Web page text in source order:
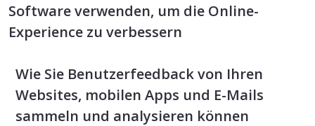
Software verwenden, um die Online-
Experience zu verbessern
Wie Sie Benutzerfeedback von Ihren
Websites, mobilen Apps und E-Mails
sammeln und analysieren können